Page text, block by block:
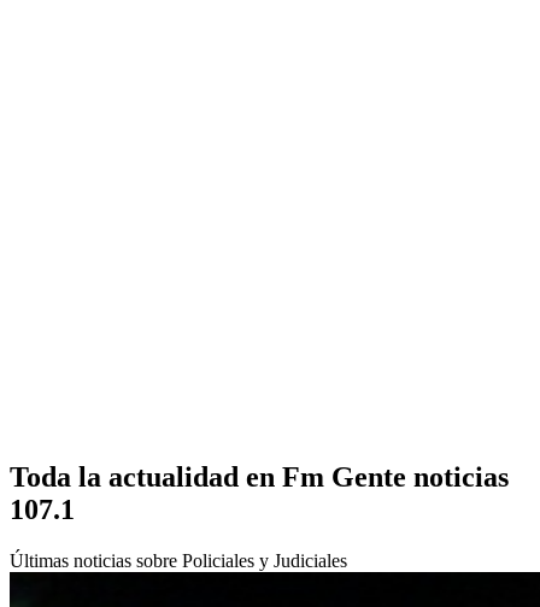
Toda la actualidad en Fm Gente noticias
107.1
Últimas noticias sobre Policiales y Judiciales